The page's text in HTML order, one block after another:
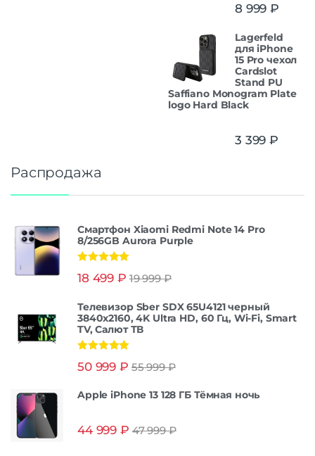
8 999 ₽
Lagerfeld
для iPhone
15 Pro чехол
Cardslot
Stand PU
Saffiano Monogram Plate
logo Hard Black
3 399 ₽
Распродажа
Смартфон Xiaomi Redmi Note 14 Pro
8/256GB Aurora Purple
из 5
18 499 ₽ 19 999₽
Телевизор Sber SDX 65U4121 черный
3840x2160, 4K Ultra HD, 60 Гц, Wi-Fi, Smart
TV, Салют ТВ
из 5
50 999 ₽ 55 999₽
Apple iPhone 13 128 ГБ Тёмная ночь
44 999 ₽ 47 999₽